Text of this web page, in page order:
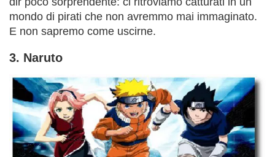
mondo di pirati che non avremmo mai immaginato.
E non sapremo come uscirne.
3. Naruto